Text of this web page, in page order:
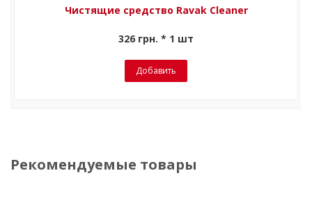
Чистящие средство Ravak Cleaner
326 грн. * 1 шт
Добавить
Рекомендуемые товары